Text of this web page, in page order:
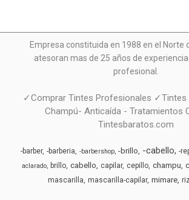
Empresa constituida en 1988 en el Norte
atesoran mas de 25 años de
profesional.
✓Comprar Tintes Profesionales ✓Tintes
Champú- Anticaída - Tratamientos
Tintesbaratos.com
-barber -barberia -barbershop -brillo -cabello -
aclarado brillo cabello capilar cepillo champu
mascarilla mascarilla-capilar mimare